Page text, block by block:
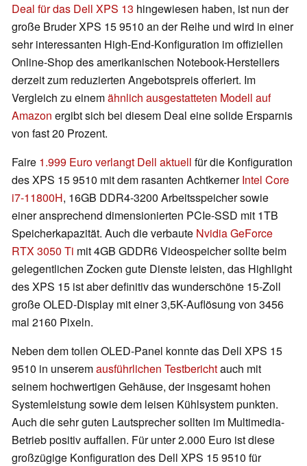
Deal für das Dell XPS 13 hingewiesen haben, ist nun der
große Bruder XPS 15 9510 an der Reihe und wird in einer
sehr interessanten High-End-Konfiguration im offiziellen
Online-Shop des amerikanischen Notebook-Herstellers
derzeit zum reduzierten Angebotspreis offeriert. Im
Vergleich zu einemähnlich ausgestatteten Modell auf
Amazon ergibt sich bei diesem Deal eine solide Ersparnis
von fast 20 Prozent.
Faire 1.999 Euro verlangt Dell aktuell für die Konfiguration
des XPS 15 9510 mit dem rasanten AchtkernerIntel Core
i7-11800H, 16GB DDR4-3200 Arbeitsspeicher sowie
einer ansprechend dimensionierten PCIe-SSD mit 1TB
Speicherkapazität. Auch die verbaute Nvidia GeForce
RTX 3050 Ti mit 4GB GDDR6 Videospeicher sollte beim
gelegentlichen Zocken gute Dienste leisten, das Highlight
des XPS 15 ist aber definitiv das wunderschöne 15-Zoll
große OLED-Display mit einer 3,5K-Auflösung von 3456
mal 2160 Pixeln.
Neben dem tollen OLED-Panel konnte das Dell XPS 15
9510 in unseremausführlichen Testberichtauch mit
seinem hochwertigen Gehäuse, der insgesamt hohen
Systemleistung sowie dem leisen Kühlsystem punkten.
Auch die sehr guten Lautsprecher sollten im Multimedia-
Betrieb positiv auffallen. Für unter 2.000 Euro ist diese
großzügige Konfiguration des Dell XPS 15 9510 für